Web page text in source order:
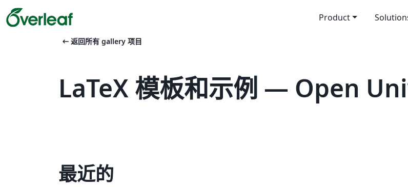
Product
arrow_left_alt 返回所有 gallery 项目
LaTeX 模板和示例 — Open
最近的